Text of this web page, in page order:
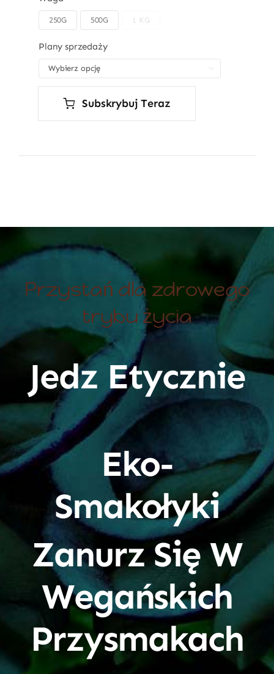
250G 500G 1 KG
Plany sprzedaży
Subskrybuj Teraz
Przystań dla zdrowego
trybu życia
Jedz Etycznie
Eko-
Smakołyki
Zanurz Się W
Wegańskich
Przysmakach